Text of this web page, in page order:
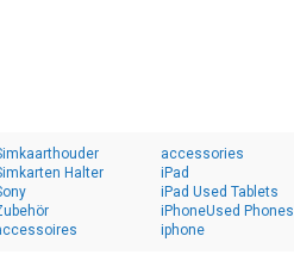
Halter
accessories
iPad
iPad Used Tablets
iPhoneUsed Phones
iphone